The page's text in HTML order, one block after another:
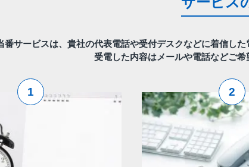
番サービスは、貴社の代表電話や受付デスクなどに着信し
受電した内容はメールや電話などご希
1 2